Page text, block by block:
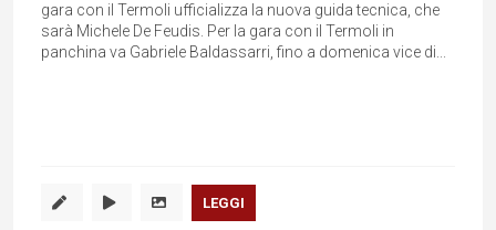
gara con il Termoli ufficializza la nuova guida tecnica, che
sarà Michele De Feudis. Per la gara con il Termoli in
panchina va Gabriele Baldassarri, fino a domenica vice di...
LEGGI